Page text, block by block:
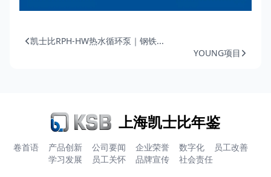
凯士比RPH-HW热水循环泵｜钢铁...
YOUNG项目
上海凯士比年鉴
卷首语 产品创新 公司要闻 企业荣誉 数字化
员工改善
学习发展
员工关怀 品牌宣传 社会责任